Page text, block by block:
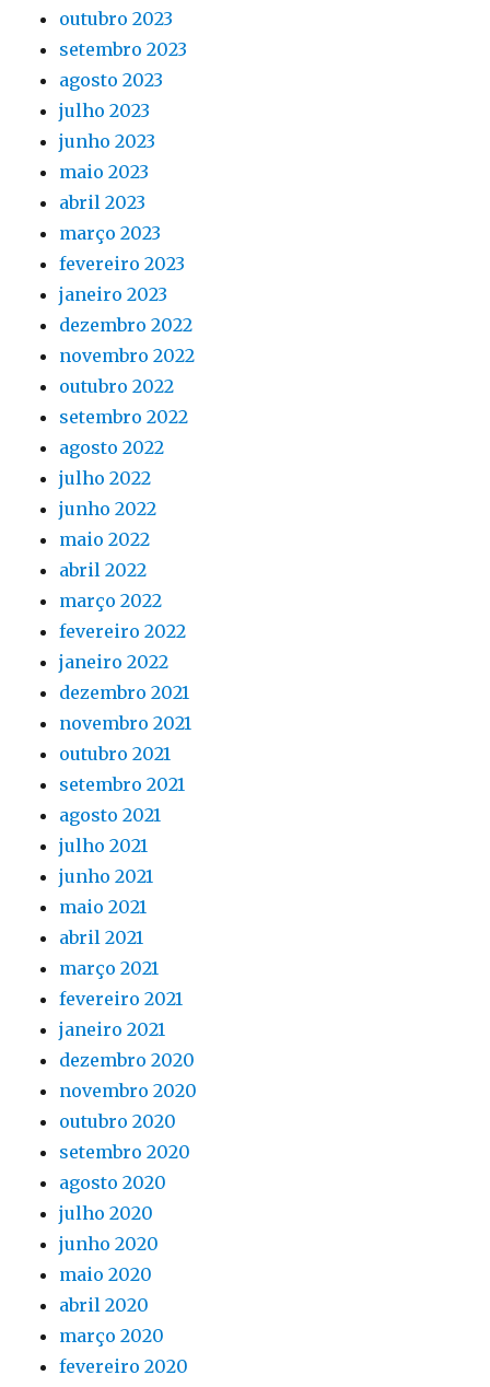
outubro 2023
setembro 2023
agosto 2023
julho 2023
junho 2023
maio 2023
abril 2023
março 2023
fevereiro 2023
janeiro 2023
dezembro 2022
novembro 2022
outubro 2022
setembro 2022
agosto 2022
julho 2022
junho 2022
maio 2022
abril 2022
março 2022
fevereiro 2022
janeiro 2022
dezembro 2021
novembro 2021
outubro 2021
setembro 2021
agosto 2021
julho 2021
junho 2021
maio 2021
abril 2021
março 2021
fevereiro 2021
janeiro 2021
dezembro 2020
novembro 2020
outubro 2020
setembro 2020
agosto 2020
julho 2020
junho 2020
maio 2020
abril 2020
março 2020
fevereiro 2020